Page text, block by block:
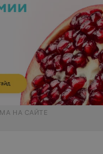
НА САЙТЕ